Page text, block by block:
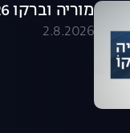
מוריה וברקו 02.08.26 - התכנית המלאה
2.8.2026